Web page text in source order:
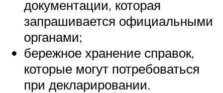
документации, которая
запрашивается официальными
органами;
бережное хранение справок,
которые могут потребоваться
при декларировании.